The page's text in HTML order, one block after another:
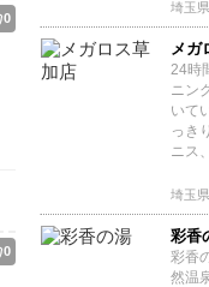
0
0
埼玉県
メガ
24時
ニン
いて
っき
ニス
埼玉県
彩香
彩香
然温